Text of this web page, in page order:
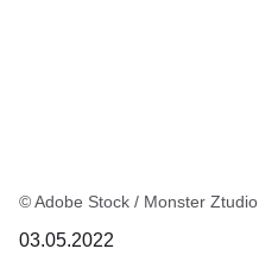
© Adobe Stock / Monster Ztudio
03.05.2022